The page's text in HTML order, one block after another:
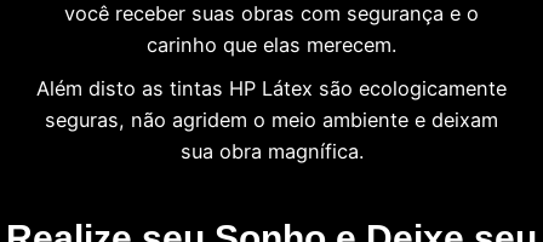
você receber suas obras com segurança e o
carinho que elas merecem.
Além disto as tintas HP Látex são ecologicamente
seguras, não agridem o meio ambiente e deixam
sua obra magnífica.